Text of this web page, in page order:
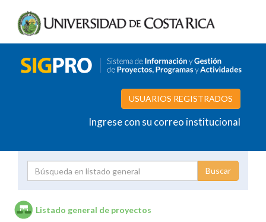
USUARIOS REGISTRADOS
Ingrese con su correo institucional
Listado general de proyectos